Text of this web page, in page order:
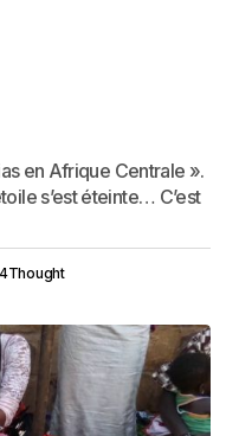
en Afrique Centrale ».
s’est éteinte… C’est